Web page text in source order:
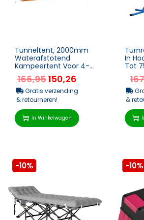
Tunneltent, 2000mm
Waterafstotend
Kampeertent Voor 4-6
Personen, Met 2
Slaapkamers
Woonruimte Draagt...
166,95150,26
Gratis verzending
& retourneren!
In Winkelwagen
In
Tot
&
-10% -10%